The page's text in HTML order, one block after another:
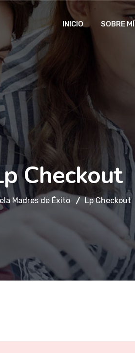
INICIO SOBRE MÍ
Checkout
Madres de Éxito Lp Checkout